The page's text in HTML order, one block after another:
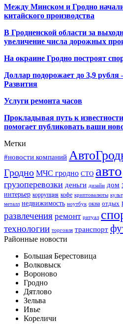
Между Минском и Гродно
китайского производства
В Гродненской области за
увеличение числа дорожных
На окраине Гродно построят
Доллар подорожает до 3,9
Развития
Услуги ремонта часов
Прокладывая путь к
помогает публиковать ваши
Метки
#новости компаний
Гродно МЧС гродно СТО авто
грузоперевозки деньги дизайн дом
интерьер коррупция кофе криптовалюты
металл недвижимость ноутбук окна отдых
развлечения ремонт ритуал
технологии торговля транспорт
Районные новости
Большая Берестовица
Волковыск
Вороново
Гродно
Дятлово
Зельва
Ивье
Кореличи